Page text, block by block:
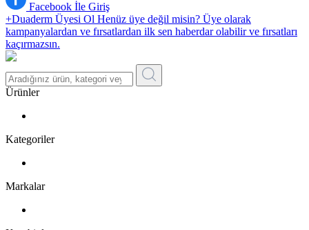
Facebook İle Giriş
+Duaderm Üyesi Ol Henüz üye değil misin? Üye olarak
kampanyalardan ve fırsatlardan ilk sen haberdar olabilir ve fırsatları
kaçırmazsın.
Ürünler
Kategoriler
Markalar